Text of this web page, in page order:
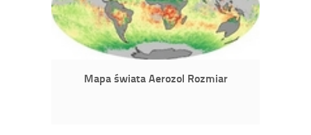
Mapa świata Aerozol Rozmiar